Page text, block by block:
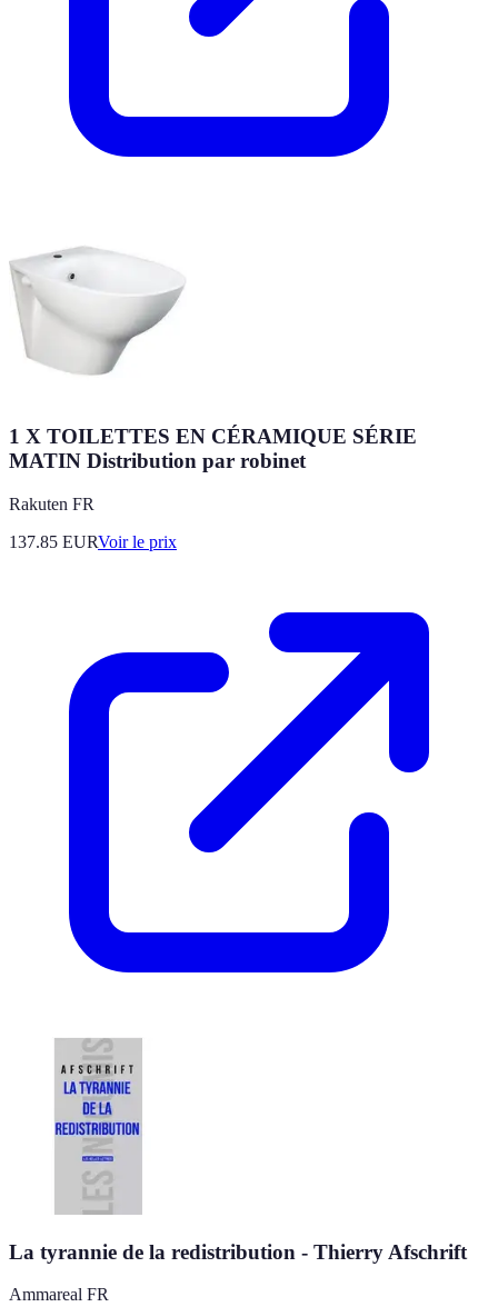
1 X TOILETTES EN CÉRAMIQUE SÉRIE
MATIN Distribution par robinet
Rakuten FR
137.85 EURVoir le prix
La tyrannie de la redistribution - Thierry Afschrift
Ammareal FR